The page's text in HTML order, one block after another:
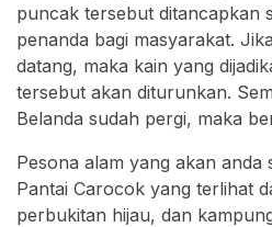
puncak tersebut ditancapkan
penanda bagi masyarakat.
datang, maka kain yang
tersebut akan diturunkan.
Belanda sudah pergi, maka
Pesona alam yang akan anda
Pantai Carocok yang terlihat
perbukitan hijau, dan